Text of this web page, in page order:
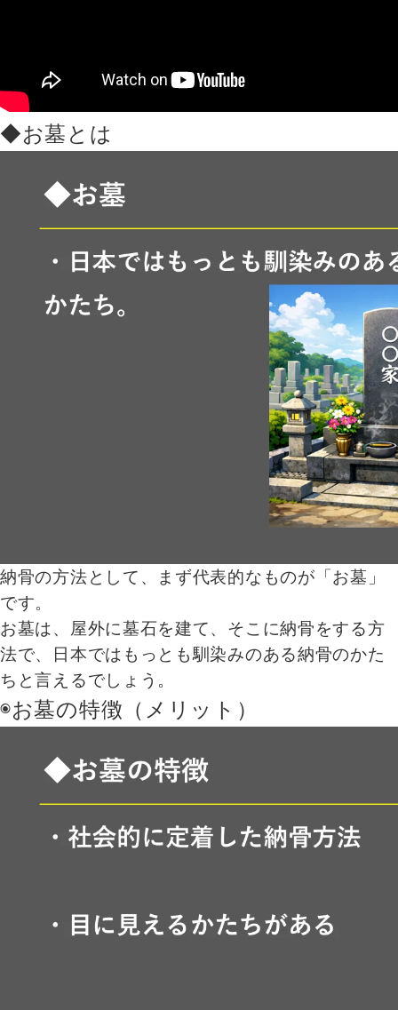
◆お墓とは
納骨の方法として、まず代表的なものが「お墓」
です。
お墓は、屋外に墓石を建て、そこに納骨をする方
法で、日本ではもっとも馴染みのある納骨のかた
ちと言えるでしょう。
◉お墓の特徴（メリット）